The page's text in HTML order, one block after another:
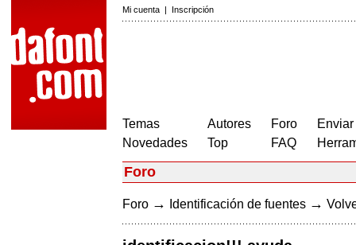
Mi cuenta | Inscripción
Temas
Novedades
Autores
Top
Foro
FAQ
Foro
Foro → Identificación de fuentes →